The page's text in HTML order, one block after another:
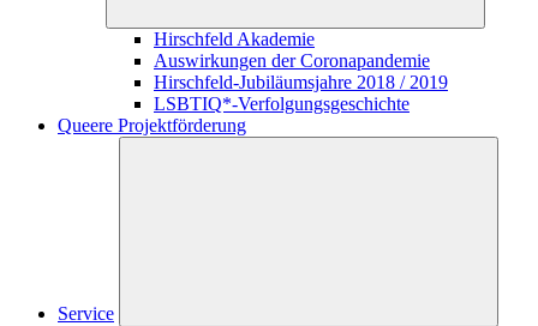
Hirschfeld Akademie
Auswirkungen der Coronapandemie
Hirschfeld-Jubiläumsjahre 2018 / 2019
LSBTIQ*-Verfolgungsgeschichte
Queere Projektförderung
Service